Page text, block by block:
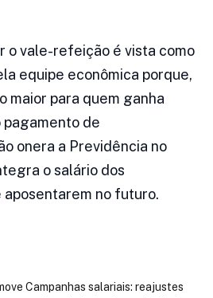
o vale-refeição é vista como
equipe econômica porque,
maior para quem ganha
pagamento de
onera a Previdência no
o salário dos
no futuro.
Campanhas salariais: reajustes